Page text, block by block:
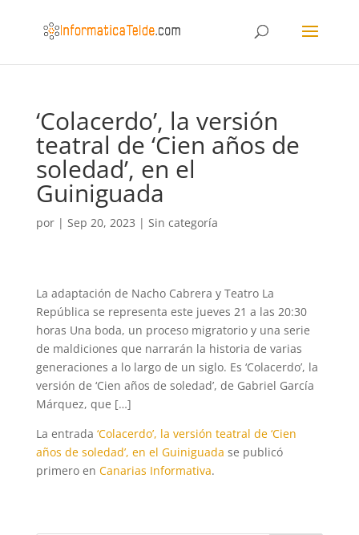
‘Colacerdo’, la versión
teatral de ‘Cien años de
soledad’, en el
Guiniguada
por | Sep 20, 2023 | Sin categoría
La adaptación de Nacho Cabrera y Teatro La
República se representa este jueves 21 a las 20:30
horas Una boda, un proceso migratorio y una serie
de maldiciones que narrarán la historia de varias
generaciones a lo largo de un siglo. Es ‘Colacerdo’, la
versión de ‘Cien años de soledad’, de Gabriel García
Márquez, que […]
La entrada ‘Colacerdo’, la versión teatral de ‘Cien
años de soledad’, en el Guiniguada se publicó
primero en Canarias Informativa.